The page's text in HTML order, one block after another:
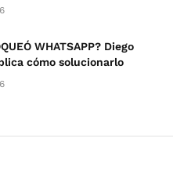
WHATSAPP? Diego
cómo solucionarlo